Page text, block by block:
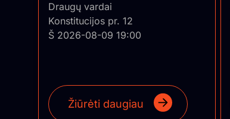
Draugų vardai
Konstitucijos pr. 12
Š 2026-08-09 19:00
Žiūrėti daugiau